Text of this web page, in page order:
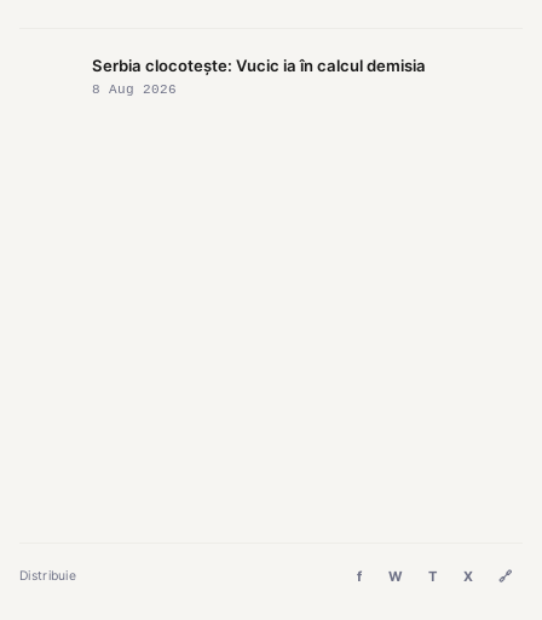
Serbia clocotește: Vucic ia în calcul demisia
8 Aug 2026
Distribuie f W T X 🔗